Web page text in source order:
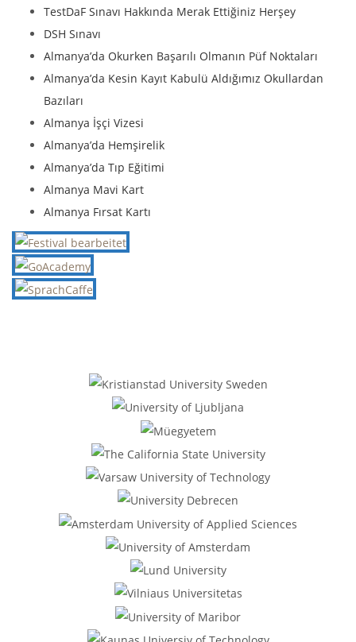
TestDaF Sınavı Hakkında Merak Ettiğiniz Herşey
DSH Sınavı
Almanya’da Okurken Başarılı Olmanın Püf Noktaları
Almanya’da Kesin Kayıt Kabulü Aldığımız Okullardan
Bazıları
Almanya İşçi Vizesi
Almanya’da Hemşirelik
Almanya’da Tıp Eğitimi
Almanya Mavi Kart
Almanya Fırsat Kartı